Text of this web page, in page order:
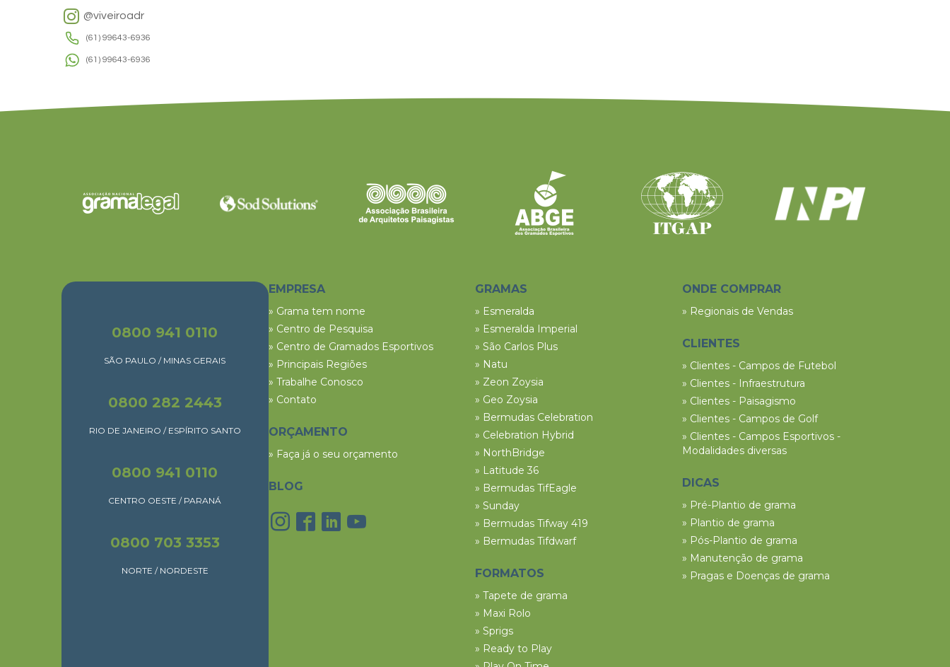
@viveiroadr
(61) 99643-6936
(61) 99643-6936
0800 941 0110
SÃO PAULO / MINAS GERAIS
0800 282 2443
RIO DE JANEIRO / ESPÍRITO SANTO
0800 941 0110
CENTRO OESTE / PARANÁ
0800 703 3353
NORTE / NORDESTE
EMPRESA
» Grama tem nome
» Centro de Pesquisa
» Centro de Gramados Esportivos
» Principais Regiões
» Trabalhe Conosco
» Contato
ORÇAMENTO
» Faça já o seu orçamento
BLOG
GRAMAS
» Esmeralda
» Esmeralda Imperial
» São Carlos Plus
» Natu
» Zeon Zoysia
» Geo Zoysia
» Bermudas Celebration
» Celebration Hybrid
» NorthBridge
» Latitude 36
» Bermudas TifEagle
» Sunday
» Bermudas Tifway 419
» Bermudas Tifdwarf
FORMATOS
» Tapete de grama
» Maxi Rolo
» Sprigs
» Ready to Play
ONDE COMPRAR
» Regionais de Vendas
CLIENTES
» Clientes - Campos de Futebol
» Clientes - Infraestrutura
» Clientes - Paisagismo
» Clientes - Campos de Golf
» Clientes - Campos Esportivos -
Modalidades diversas
DICAS
» Pré-Plantio de grama
» Plantio de grama
» Pós-Plantio de grama
» Manutenção de grama
» Pragas e Doenças de grama